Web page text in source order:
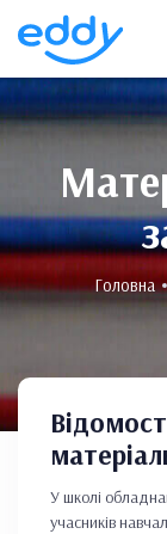
Головна
У школі
учасників